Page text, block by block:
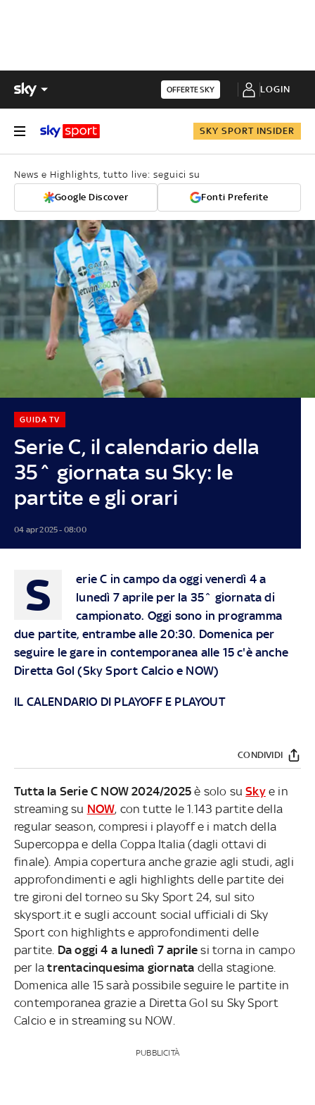
OFFERTE SKY LOGIN
SKY SPORT INSIDER
News e Highlights, tutto live: seguici su
Google Discover Fonti Preferite
Serie C, il calendario della
35^ giornata su Sky: le
partite e gli orari
GUIDA TV
04 apr 2025 - 08:00
S
erie C in campo da oggi venerdì 4 a
lunedì 7 aprile per la 35^ giornata di
campionato. Oggi sono in programma
due partite, entrambe alle 20:30. Domenica per
seguire le gare in contemporanea alle 15 c'è anche
Diretta Gol (Sky Sport Calcio e NOW)
IL CALENDARIO DI PLAYOFF E PLAYOUT
CONDIVIDI
Tutta la Serie C NOW 2024/2025è solo suSkye in
streaming su NOW, con tutte le 1.143 partite della
regular season, compresi i playoff e i match della
Supercoppa e della Coppa Italia (dagli ottavi di
finale). Ampia copertura anche grazie agli studi, agli
approfondimenti e agli highlights delle partite dei
tre gironi del torneo su Sky Sport 24, sul sito
skysport.it e sugli account social ufficiali di Sky
Sport con highlights e approfondimenti delle
partite. Da oggi 4 a lunedì 7 aprile si torna in campo
per latrentacinquesima giornata della stagione.
Domenica alle 15 sarà possibile seguire le partite in
contemporanea grazie a Diretta Gol su Sky Sport
Calcio e in streaming su NOW.
PUBBLICITÀ